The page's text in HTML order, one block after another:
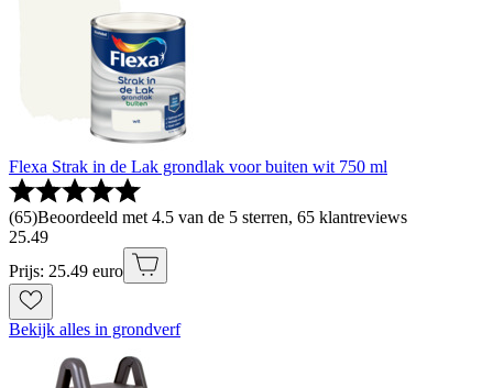
Flexa Strak in de Lak grondlak voor buiten wit 750 ml
(65)Beoordeeld met 4.5 van de 5 sterren, 65 klantreviews
25.49
Prijs: 25.49 euro
Bekijk alles in grondverf